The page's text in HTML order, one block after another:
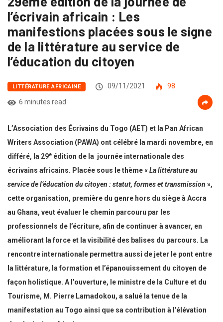
l’écrivain africain : Les
manifestions placées sous le signe
de la littérature au service de
l’éducation du citoyen
LITTÉRATURE AFRICAINE 09/11/2021
98
6 minutes read
L’Association des Écrivains du Togo (AET) et la Pan African
Writers Association (PAWA) ont célébré la mardi novembre, en
différé, la 29e édition de la journée internationale des
écrivains africains. Placée sous le thème «La littérature au
service de l’éducation du citoyen : statut, formes et transmission »,
cette organisation, première du genre hors du siège à Accra
au Ghana, veut évaluer le chemin parcouru par les
professionnels de l’écriture, afin de continuer à avancer, en
améliorant la force et la visibilité des balises du parcours. La
rencontre internationale permettra aussi de jeter le pont entre
la littérature, la formation et l’épanouissement du citoyen de
façon holistique. A l’ouverture, le ministre de la Culture et du
Tourisme, M. Pierre Lamadokou, a salué la tenue de la
manifestation au Togo ainsi que sa contribution à l’élévation